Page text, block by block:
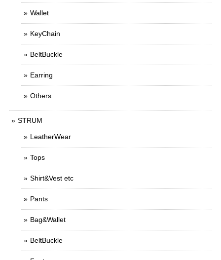
Wallet
KeyChain
BeltBuckle
Earring
Others
STRUM
LeatherWear
Tops
Shirt&Vest etc
Pants
Bag&Wallet
BeltBuckle